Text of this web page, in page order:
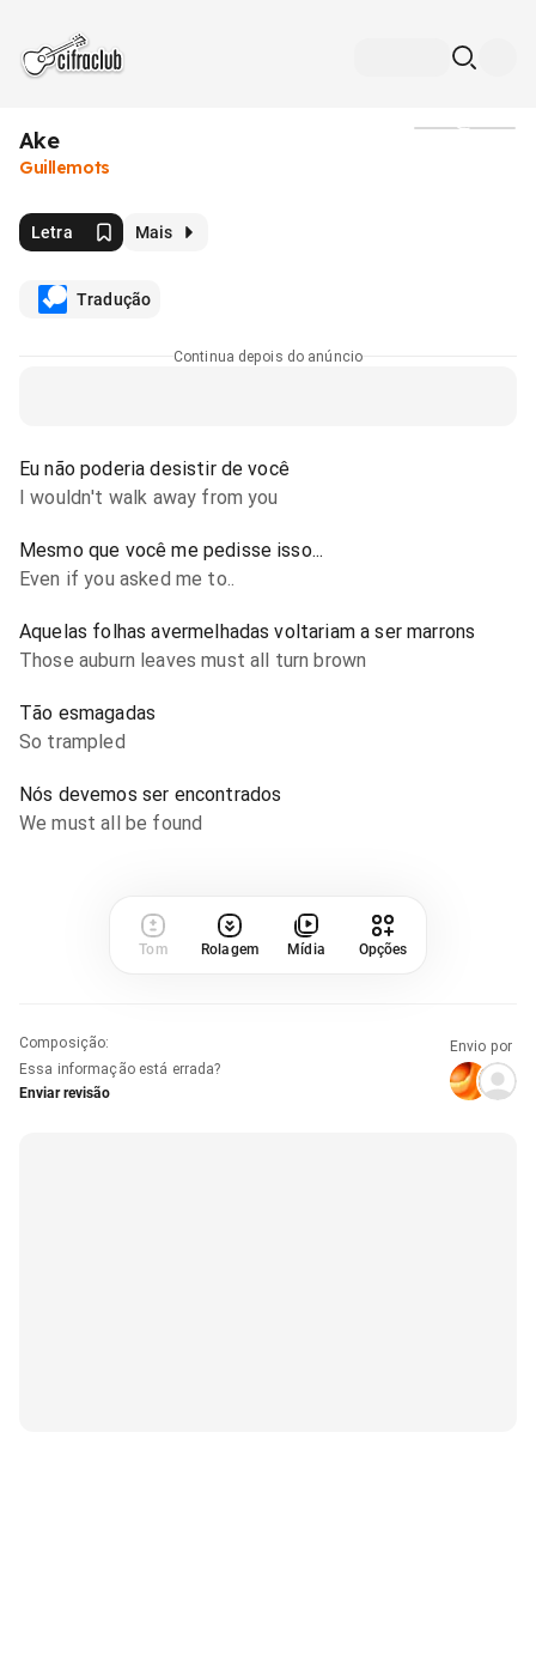
Ake
Guillemots
Letra Mais
Tradução
Continua depois do anúncio
Eu não poderia desistir de você
I wouldn't walk away from you
Mesmo que você me pedisse isso...
Even if you asked me to..
Aquelas folhas avermelhadas voltariam a ser marrons
Those auburn leaves must all turn brown
Tão esmagadas
So trampled
Nós devemos ser encontrados
We must all be found
Tom Rolagem Mídia Opções
Composição:
Essa informação está errada?
Enviar revisão
Envio por